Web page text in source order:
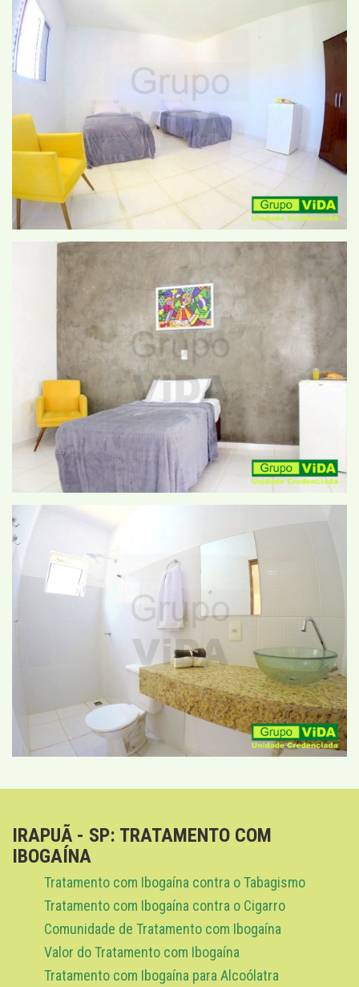
IRAPUÃ - SP: TRATAMENTO COM
IBOGAÍNA
Tratamento com Ibogaína contra o Tabagismo
Tratamento com Ibogaína contra o Cigarro
Comunidade de Tratamento com Ibogaína
Valor do Tratamento com Ibogaína
Tratamento com Ibogaína para Alcoólatra